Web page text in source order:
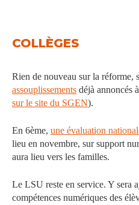
COLLÈGES
Rien de nouveau sur la réforme,
assouplissements déjà annoncés
sur le site du SGEN).
En 6ème, une évaluation
lieu en novembre, sur support
aura lieu vers les familles.
Le LSU reste en service. Y sera
compétences numériques des